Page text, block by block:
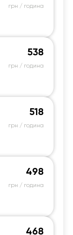
грн / година
538
грн / година
518
грн / година
498
грн / година
468